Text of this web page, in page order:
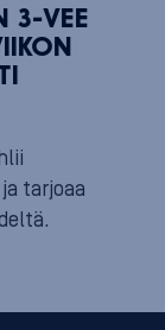
3-VEE
tarjoaa